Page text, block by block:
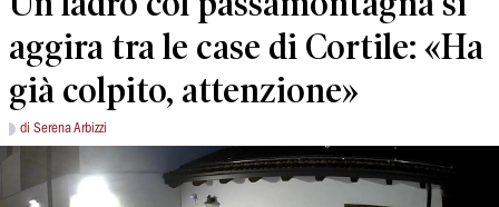
aggira tra le case di Cortile: «Ha
già colpito, attenzione»
di Serena Arbizzi